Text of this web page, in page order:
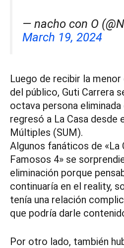
— nacho con O
March 19, 2024
Luego de recibir la
del público, Guti Carrera
octava persona
regresó a La Casa desde
Múltiples (SUM).
Algunos fanáticos de «La
Famosos 4» se
eliminación porque
continuaría en el reality,
tenía una relación
que podría darle
Por otro lado, también